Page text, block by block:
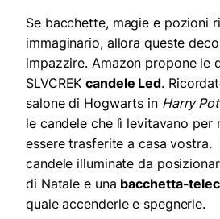
Se bacchette, magie e pozioni
immaginario, allora queste
impazzire. Amazon propone le
SLVCREKcandele Led.
salone di Hogwarts in Harry
le candele che lì levitavano per
essere trasferite a casa vostra.
candele illuminate da
di Natale e una bacchetta-
quale accenderle e spegnerle.